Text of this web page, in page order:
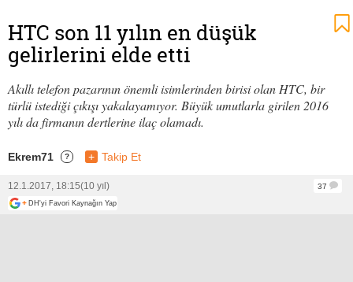
HTC son 11 yılın en düşük
gelirlerini elde etti
Akıllı telefon pazarının önemli isimlerinden birisi olan HTC, bir
türlü istediği çıkışı yakalayamıyor. Büyük umutlarla girilen 2016
yılı da firmanın dertlerine ilaç olamadı.
Ekrem71 ? + Takip Et
12.1.2017, 18:15(10 yıl)
37
+ DH'yi Favori Kaynağın Yap